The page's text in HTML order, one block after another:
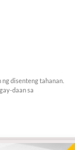
disenteng tahanan.
daan sa